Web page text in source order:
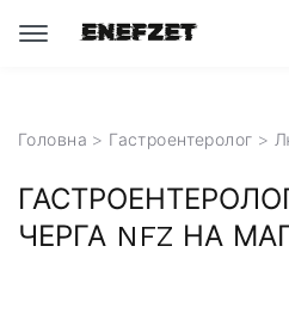
Головна > Гастроентеролог >
ЧЕРГА NFZ НА